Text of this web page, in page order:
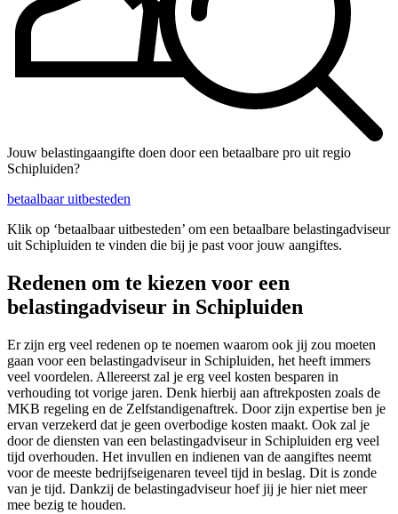
Jouw belastingaangifte doen door een betaalbare pro uit regio
Schipluiden?
betaalbaar uitbesteden
Klik op ‘betaalbaar uitbesteden’ om een betaalbare belastingadviseur
uit Schipluiden te vinden die bij je past voor jouw aangiftes.
Redenen om te kiezen voor een
belastingadviseur in Schipluiden
Er zijn erg veel redenen op te noemen waarom ook jij zou moeten
gaan voor een belastingadviseur in Schipluiden, het heeft immers
veel voordelen. Allereerst zal je erg veel kosten besparen in
verhouding tot vorige jaren. Denk hierbij aan aftrekposten zoals de
MKB regeling en de Zelfstandigenaftrek. Door zijn expertise ben je
ervan verzekerd dat je geen overbodige kosten maakt. Ook zal je
door de diensten van een belastingadviseur in Schipluiden erg veel
tijd overhouden. Het invullen en indienen van de aangiftes neemt
voor de meeste bedrijfseigenaren teveel tijd in beslag. Dit is zonde
van je tijd. Dankzij de belastingadviseur hoef jij je hier niet meer
mee bezig te houden.